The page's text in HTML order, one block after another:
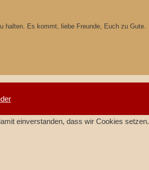
halten. Es kommt, liebe Freunde, Euch zu Gute.
einverstanden, dass wir Cookies setzen.